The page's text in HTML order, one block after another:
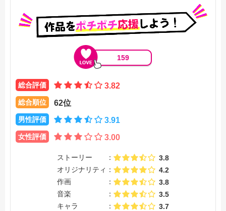
159
総合評価 3.82
総合順位 62位
男性評価 3.91
女性評価 3.00
ストーリー
3.8
オリジナリティ
4.2
作画
3.8
音楽
3.5
キャラ
3.7